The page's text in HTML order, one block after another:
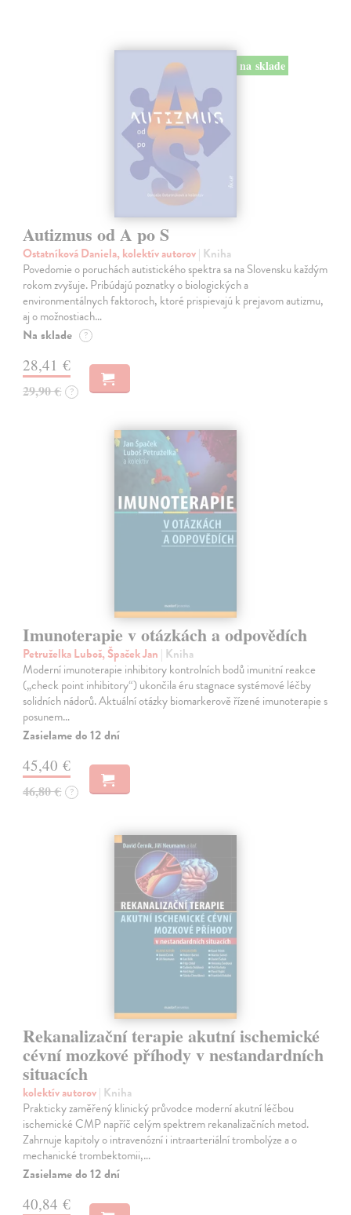
na sklade
Autizmus od A po S
Ostatníková Daniela, kolektív autorov| Kniha
Povedomie o poruchách autistického spektra sa na Slovensku každým
rokom zvyšuje. Pribúdajú poznatky o biologických a
environmentálnych faktoroch, ktoré prispievajú k prejavom autizmu,
aj o možnostiach…
Na sklade ?
28,41 €
29,90 € ?
Imunoterapie v otázkách a odpovědích
Petruželka Luboš, Špaček Jan | Kniha
Moderní imunoterapie inhibitory kontrolních bodů imunitní reakce
(„check point inhibitory“) ukončila éru stagnace systémové léčby
solidních nádorů. Aktuální otázky biomarkerově řízené imunoterapie s
posunem…
Zasielame do 12 dní
45,40 €
46,80 € ?
Rekanalizační terapie akutní ischemické
cévní mozkové příhody v nestandardních
situacích
kolektív autorov| Kniha
Prakticky zaměřený klinický průvodce moderní akutní léčbou
ischemické CMP napříč celým spektrem rekanalizačních metod.
Zahrnuje kapitoly o intravenózní i intraarteriální trombolýze a o
mechanické trombektomii,…
Zasielame do 12 dní
40,84 €